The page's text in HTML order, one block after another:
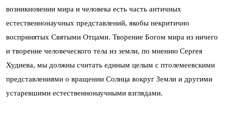
возникновении мира и человека есть часть античных
естественнонаучных представлений, якобы некритично
воспринятых Святыми Отцами. Творение Богом мира из ничего
и творение человеческого тела из земли, по мнению Сергея
Худиева, мы должны считать единым целым с птолемеевскими
представлениями о вращении Солнца вокруг Земли и другими
устаревшими естественнонаучными взглядами.